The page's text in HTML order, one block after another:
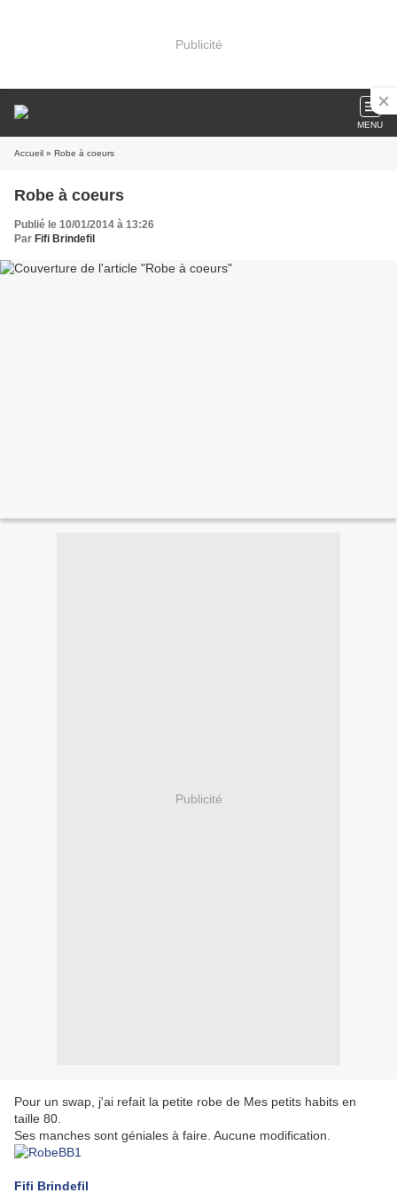
Publicité
MENU
Accueil » Robe à coeurs
Robe à coeurs
Publié le 10/01/2014 à 13:26
Par Fifi Brindefil
Publicité
Pour un swap, j'ai refait la petite robe de Mes petits habits en
taille 80.
Ses manches sont géniales à faire. Aucune modification.
Fifi Brindefil